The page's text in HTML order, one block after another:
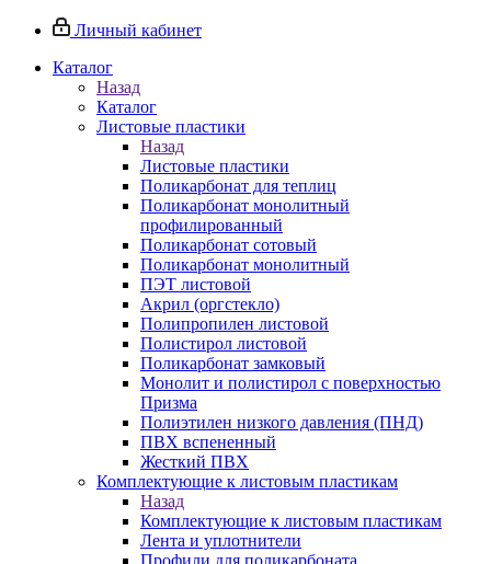
Личный кабинет
Каталог
Назад
Каталог
Листовые пластики
Назад
Листовые пластики
Поликарбонат для теплиц
Поликарбонат монолитный
профилированный
Поликарбонат сотовый
Поликарбонат монолитный
ПЭТ листовой
Акрил (оргстекло)
Полипропилен листовой
Полистирол листовой
Поликарбонат замковый
Монолит и полистирол с поверхностью
Призма
Полиэтилен низкого давления (ПНД)
ПВХ вспененный
Жесткий ПВХ
Комплектующие к листовым пластикам
Назад
Комплектующие к листовым пластикам
Лента и уплотнители
Профили для поликарбоната